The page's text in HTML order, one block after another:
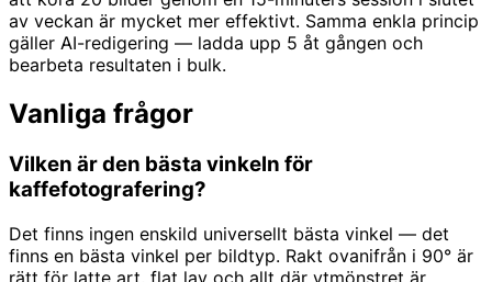
av veckan är mycket mer effektivt. Samma enkla princip
gäller AI-redigering — ladda upp 5 åt gången och
bearbeta resultaten i bulk.
Vanliga frågor
Vilken är den bästa vinkeln för
kaffefotografering?
Det finns ingen enskild universellt bästa vinkel — det
finns en bästa vinkel per bildtyp. Rakt ovanifrån i 90° är
rätt för latte art, flat lay och allt där ytmönstret är